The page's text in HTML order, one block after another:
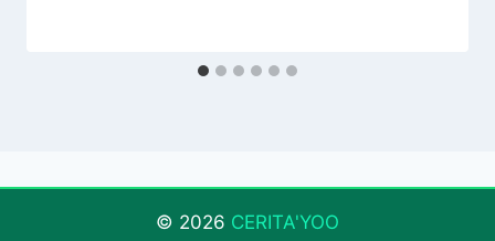
© 2026 CERITA'YOO